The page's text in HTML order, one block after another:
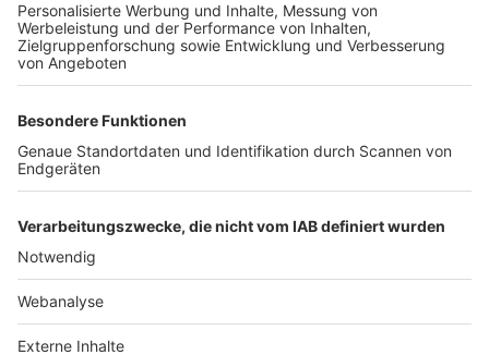
TOP-PARTNER
Nutzungsbedingungen Datenschutz Impressum